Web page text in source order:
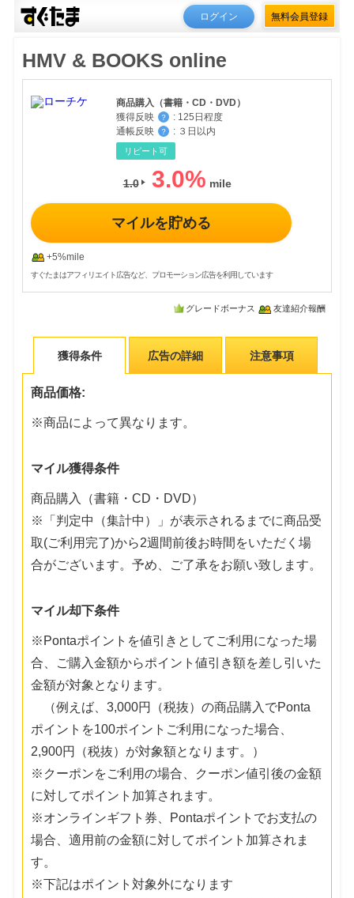
ログイン 無料会員登録
HMV & BOOKS online
商品購入（書籍・CD・DVD）
獲得反映
？ : 125日程度
通帳反映
？ : ３日以内
リピート可
1.0 3.0%
マイルを貯める
+5%mile
すぐたまはアフィリエイト広告など、プロモーション広告を利用しています
グレードボーナス 友達紹介報酬
獲得条件 広告の詳細 注意事項
商品価格:
※商品によって異なります。
マイル獲得条件
商品購入（書籍・CD・DVD）
※「判定中（集計中）」が表示されるまでに商品受
取(ご利用完了)から2週間前後お時間をいただく場
合がございます。予め、ご了承をお願い致します。
マイル却下条件
※Pontaポイントを値引きとしてご利用になった場
合、ご購入金額からポイント値引き額を差し引いた
金額が対象となります。
（例えば、3,000円（税抜）の商品購入でPonta
ポイントを100ポイントご利用になった場合、
2,900円（税抜）が対象額となります。）
※クーポンをご利用の場合、クーポン値引後の金額
に対してポイント加算されます。
※オンラインギフト券、Pontaポイントでお支払の
場合、適用前の金額に対してポイント加算されま
す。
※下記はポイント対象外になります